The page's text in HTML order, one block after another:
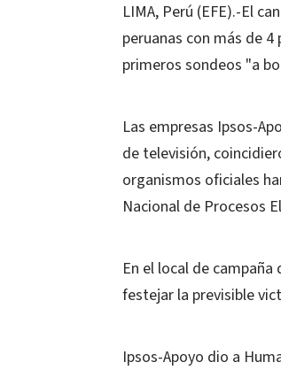
LIMA, Perú (EFE).-El
peruanas con más de
primeros sondeos "a
Las empresas Ipsos-
de televisión,
organismos oficiales
Nacional de Procesos
En el local de
festejar la previsible
Ipsos-Apoyo dio a